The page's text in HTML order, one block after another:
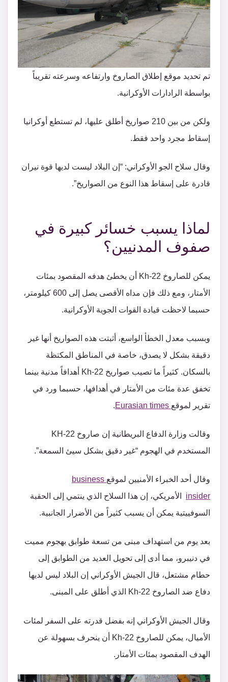
تم تحديد موقع إطلاق الصاروخ وارتفاعه وسرعته تقريباً
بواسطة الرادارات الأوكرانية.
ولكن من بين 210 صواريخ أطلق عليها، لم تستطع أوكرانيا
إسقاط مجرد واحد فقط.
وقال سلاح الجو الأوكراني: “إن البلاد ليست لديها قوة نيران
قادرة على إسقاط هذا النوع من الصواريخ”.
لماذا يسبب خسائر كبيرة في
صفوف المدنيين؟
يمكن للصاروخ Kh-22 أن يخطئ هدفه المقصود بمئات
الأمتار، ومع ذلك فإن مداه الأقصى يصل إلى 600 كيلومتر،
حسبما لاحظت قيادة القوات الجوية الأوكرانية.
وبسبب معدل الخطأ الواسع، أثبتت هذه الصواريخ أنها غير
دقيقة بشكل لا يصدق، خاصة في المناطق المكتظة
بالسكان. كثيراً ما تصيب صواريخ Kh-22 أهدافاً مدنية بينما
تخفق عدة مئات من الأمتار في أهدافها، حسبما ورد في
تقرير لموقع
.
وقالت وزارة الدفاع البريطانية إن صاروخ KH-22
المستخدم في الهجوم “غير دقيق بشكل سيئ السمعة”.
وقال أحد الخبراء الأمنيين لموقع business
insider الأمريكي، إن هذا السلاح الذي ينتمي إلى الحقبة
السوفييتية يمكن أن يسبب كثيراً من الأضرار الجانبية.
بعد يوم من استهداف مبنى من تسعة طوابق بهجوم مميت
في دنيبرو، مما أدى إلى تحويل العديد من الطوابق إلى
حطام مشتعل، قال الجيش الأوكراني إن البلاد ليس لديها
دفاع ضد الصاروخ Kh-22 الذي أطلق على المبنى.
وقال الجيش الأوكراني إنه بفضل قدرته على السفر لمئات
الأميال، يمكن للصاروخ Kh-22 أن ينحرف بسهولة عن
الهدف المقصود بمئات الأمتار.